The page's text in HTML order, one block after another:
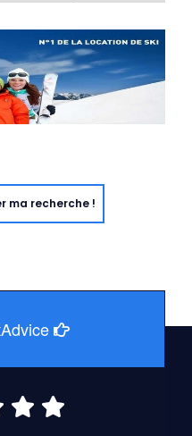
ma recherche !